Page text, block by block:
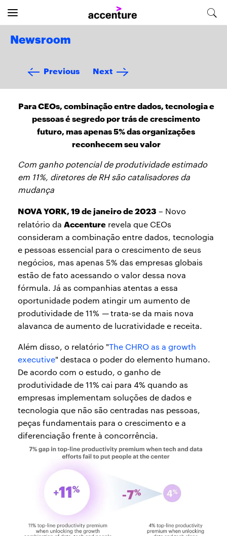
Newsroom
Previous Next
Para CEOs, combinação entre dados, tecnologia e
pessoas é segredo por trás de crescimento
futuro, mas apenas 5% das organizações
reconhecem seu valor
Com ganho potencial de produtividade estimado
em 11%, diretores de RH são catalisadores da
mudança
NOVA YORK, 19 de janeiro de 2023 – Novo
relatório da Accenture revela que CEOs
consideram a combinação entre dados, tecnologia
e pessoas essencial para o crescimento de seus
negócios, mas apenas 5% das empresas globais
estão de fato acessando o valor dessa nova
fórmula. Já as companhias atentas a essa
oportunidade podem atingir um aumento de
produtividade de 11% —trata-se da mais nova
alavanca de aumento de lucratividade e receita.
Além disso, o relatório "The CHRO as a growth
executive" destaca o poder do elemento humano.
De acordo com o estudo, o ganho de
produtividade de 11% cai para 4% quando as
empresas implementam soluções de dados e
tecnologia que não são centradas nas pessoas,
peças fundamentais para o crescimento e a
diferenciação frente à concorrência.